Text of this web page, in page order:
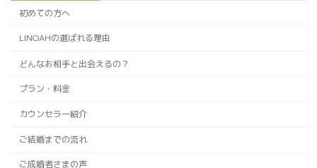
初めての方へ
LINOAHの選ばれる理由
どんなお相手と出会えるの？
プラン・料金
カウンセラー紹介
ご結婚までの流れ
ご成婚者さまの声